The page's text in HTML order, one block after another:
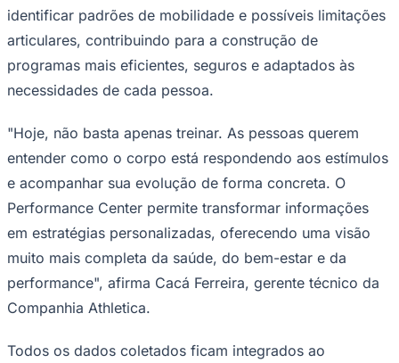
Corinthians
identificar padrões de mobilidade e possíveis limitações
articulares, contribuindo para a construção de
programas mais eficientes, seguros e adaptados às
necessidades de cada pessoa.
"Hoje, não basta apenas treinar. As pessoas querem
entender como o corpo está respondendo aos estímulos
e acompanhar sua evolução de forma concreta. O
Performance Center permite transformar informações
em estratégias personalizadas, oferecendo uma visão
muito mais completa da saúde, do bem-estar e da
performance", afirma Cacá Ferreira, gerente técnico da
Companhia Athletica.
Todos os dados coletados ficam integrados ao